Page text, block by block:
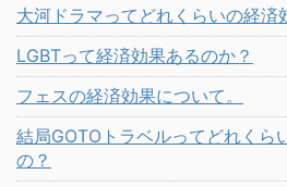
大河ドラマってどれくらいの経済
LGBTって経済効果あるのか？
フェスの経済効果について。
結局GOTOトラベルってどれくら
の？